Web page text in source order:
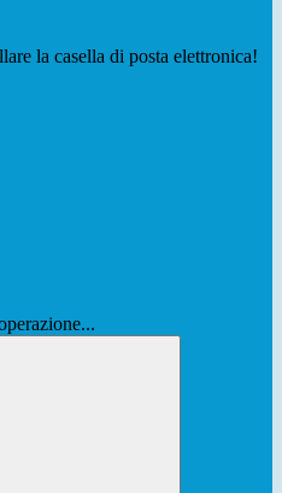
la casella di posta elettronica!